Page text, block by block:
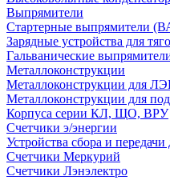
Выпрямители
Стартерные выпрямители
Зарядные устройства для
Гальванические
Металлоконструкции
Металлоконструкции для
Металлоконструкции для
Корпуса серии КЛ, ЩО, ВРУ
Счетчики э/энергии
Устройства сбора и
Счетчики Меркурий
Счетчики Лэнэлектро